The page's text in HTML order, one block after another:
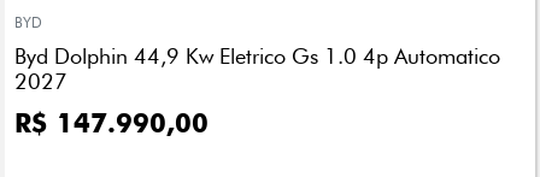
arti
lhe
BYD
Byd Dolphin 44,9 Kw Eletrico Gs 1.0 4p Automatico
2027
R$ 147.990,00